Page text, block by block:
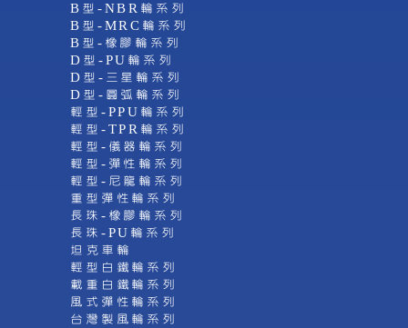
B型-NBR輪系列
B型-MRC輪系列
B型-橡膠輪系列
D型-PU輪系列
D型-三星輪系列
D型-圓弧輪系列
輕型-PPU輪系列
輕型-TPR輪系列
輕型-儀器輪系列
輕型-彈性輪系列
輕型-尼龍輪系列
重型彈性輪系列
長珠-橡膠輪系列
長珠-PU輪系列
坦克車輪
輕型白鐵輪系列
載重白鐵輪系列
風式彈性輪系列
台灣製風輪系列